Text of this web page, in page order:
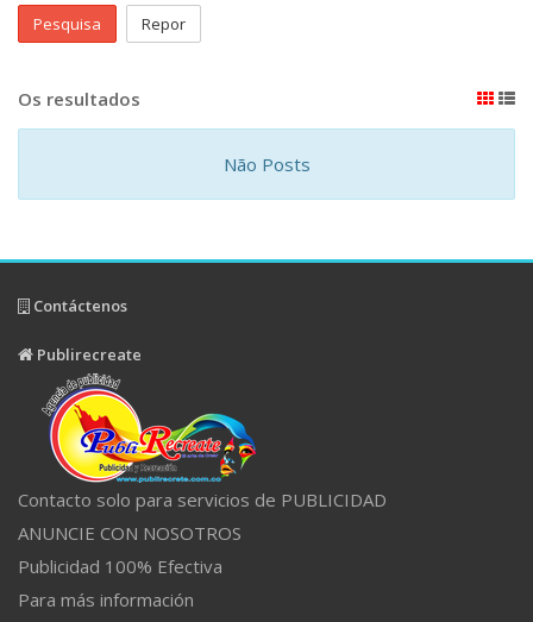
Pesquisa Repor
Os resultados
Não Posts
Contáctenos
Publirecreate
Contacto solo para servicios de PUBLICIDAD
ANUNCIE CON NOSOTROS
Publicidad 100% Efectiva
Para más información